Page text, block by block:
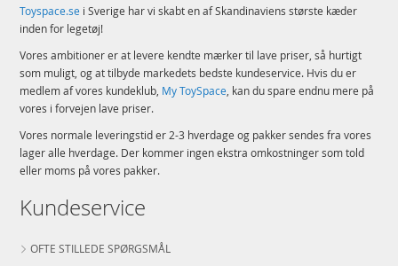
Toyspace.se i Sverige har vi skabt en af Skandinaviens største kæder
inden for legetøj!
Vores ambitioner er at levere kendte mærker til lave priser, så hurtigt
som muligt, og at tilbyde markedets bedste kundeservice. Hvis du er
medlem af vores kundeklub, My ToySpace , kan du spare endnu mere på
vores i forvejen lave priser.
Vores normale leveringstid er 2-3 hverdage og pakker sendes fra vores
lager alle hverdage. Der kommer ingen ekstra omkostninger som told
eller moms på vores pakker.
Kundeservice
OFTE STILLEDE SPØRGSMÅL